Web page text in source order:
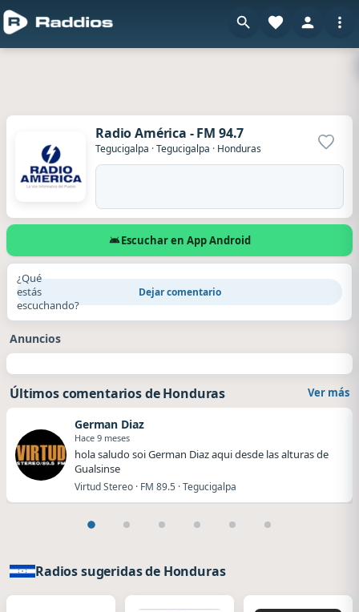
Radio América - FM 94.7
Tegucigalpa ·Tegucigalpa · Honduras
Escuchar en App Android
¿Qué
estás
escuchando?
Dejar comentario
Anuncios
Últimos comentarios de Honduras Ver más
German Diaz
Hace 9 meses
hola saludo soi German Diaz aqui desde las alturas de
Gualsinse
Virtud Stereo · FM 89.5 · Tegucigalpa
Radios sugeridas de Honduras